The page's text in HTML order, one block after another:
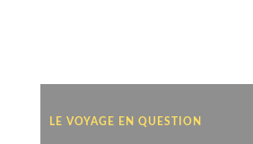
LE VOYAGE EN QUESTION